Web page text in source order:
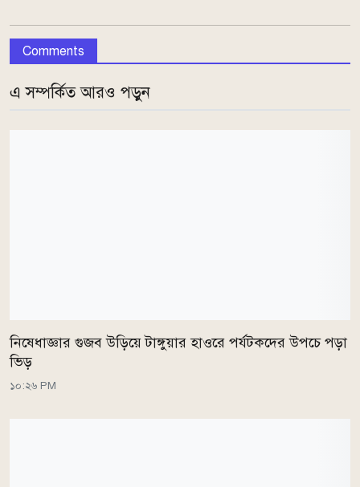
Comments
এ সম্পর্কিত আরও পড়ুন
নিষেধাজ্ঞার গুজব উড়িয়ে টাঙ্গুয়ার হাওরে পর্যটকদের উপচে পড়া
ভিড়
১০:২৬ PM